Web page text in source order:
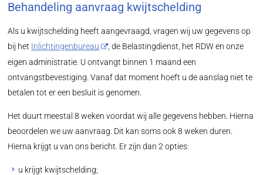
Behandeling aanvraag kwijtschelding
Als u kwijtschelding heeft aangevraagd, vragen wij uw gegevens op
bij het Inlichtingenbureau
, de Belastingdienst, het RDW en onze
eigen administratie. U ontvangt binnen 1 maand een
ontvangstbevestiging. Vanaf dat moment hoeft u de aanslag niet te
betalen tot er een besluit is genomen.
Het duurt meestal 8 weken voordat wij alle gegevens hebben. Hierna
beoordelen we uw aanvraag. Dit kan soms ook 8 weken duren.
Hierna krijgt u van ons bericht. Er zijn dan 2 opties:
u krijgt kwijtschelding;